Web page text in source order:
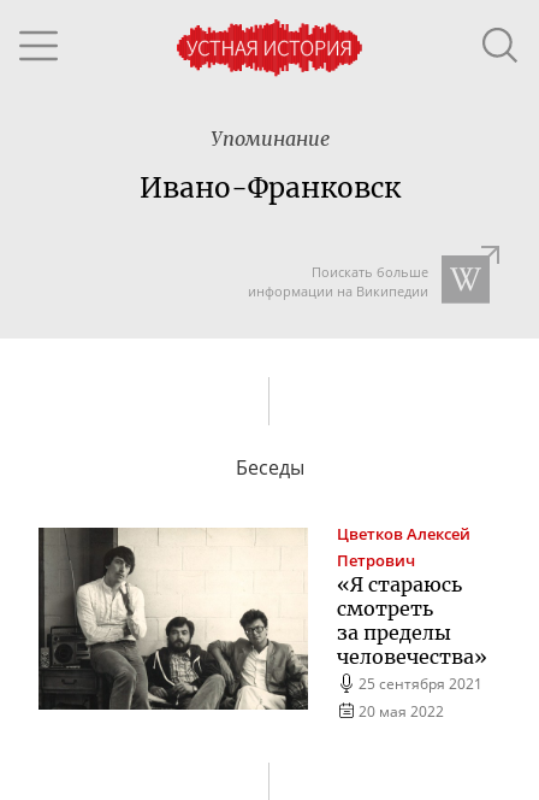
Упоминание
Ивано-Франковск
Поискать больше
информации на Википедии
Беседы
ЦветковАлексей
Петрович
«Я стараюсь
смотреть
за пределы
человечества»
25 сентября 2021
20 мая 2022